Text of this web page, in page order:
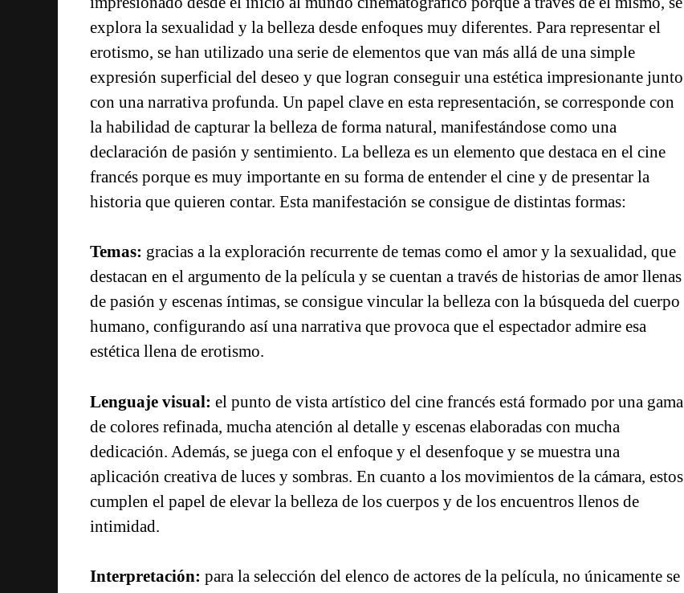
explora la sexualidad y la belleza desde enfoques muy diferentes. Para representar el
erotismo, se han utilizado una serie de elementos que van más allá de una simple
expresión superficial del deseo y que logran conseguir una estética impresionante junto
con una narrativa profunda. Un papel clave en esta representación, se corresponde con
la habilidad de capturar la belleza de forma natural, manifestándose como una
declaración de pasión y sentimiento. La belleza es un elemento que destaca en el cine
francés porque es muy importante en su forma de entender el cine y de presentar la
historia que quieren contar. Esta manifestación se consigue de distintas formas:
Temas: gracias a la exploración recurrente de temas como el amor y la sexualidad, que
destacan en el argumento de la película y se cuentan a través de historias de amor llenas
de pasión y escenas íntimas, se consigue vincular la belleza con la búsqueda del cuerpo
humano, configurando así una narrativa que provoca que el espectador admire esa
estética llena de erotismo.
Lenguaje visual: el punto de vista artístico del cine francés está formado por una gama
de colores refinada, mucha atención al detalle y escenas elaboradas con mucha
dedicación. Además, se juega con el enfoque y el desenfoque y se muestra una
aplicación creativa de luces y sombras. En cuanto a los movimientos de la cámara, estos
cumplen el papel de elevar la belleza de los cuerpos y de los encuentros llenos de
intimidad.
Interpretación: para la selección del elenco de actores de la película, no únicamente se